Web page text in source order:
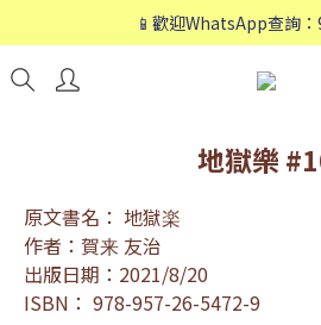
📱歡迎WhatsApp查詢
📱歡迎WhatsApp查詢
❤️會員專享：🛍購物滿
地獄樂
原文書名： 地獄楽
作者：賀来 友治
出版日期：2021/8/20
ISBN： 978-957-26-5472-9